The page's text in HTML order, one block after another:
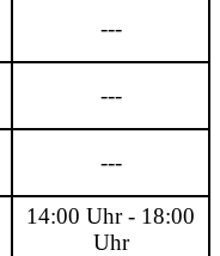
---
---
---
14:00 Uhr - 18:00
Uhr